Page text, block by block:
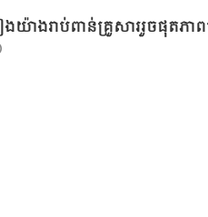
ងយ៉ាងរាប់ពាន់គ្រួសាររួចផុតភា